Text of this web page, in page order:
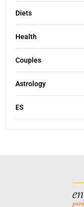
Diets
Health
Couples
Astrology
ES